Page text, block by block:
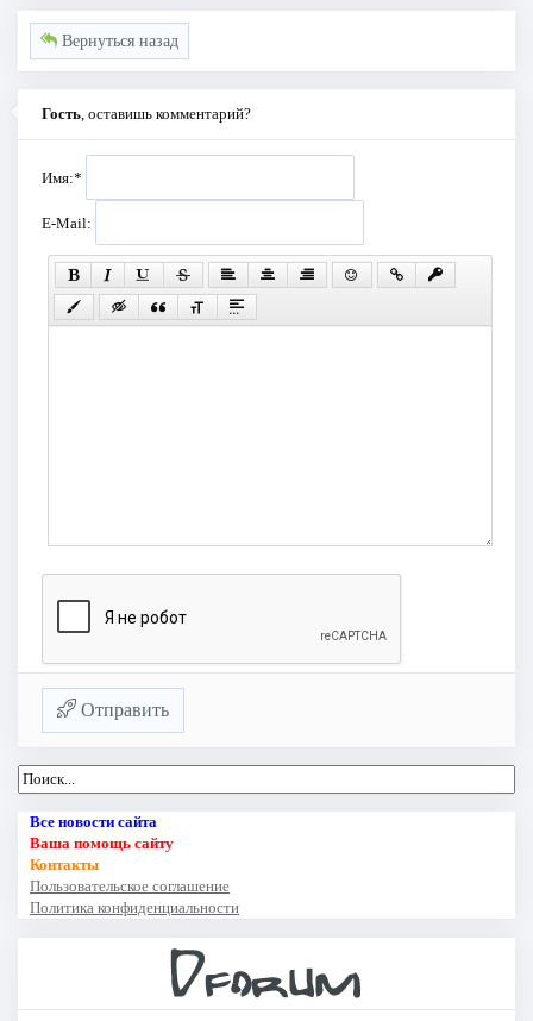
Вернуться назад
Гость , оставишь комментарий?
Имя:*
E-Mail:
Отправить
Все новости сайта
Ваша помощь сайту
Контакты
Пользовательское соглашение
Политика конфиденциальности